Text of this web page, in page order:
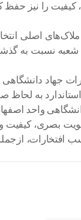
کیفیت را نیز
ملاک‌های اصلی
نسبت به
جهاد
به لحاظ
واحد
هویت بصری،